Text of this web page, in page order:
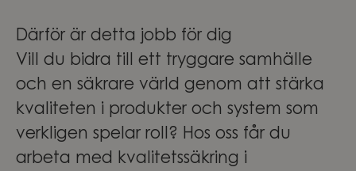
Därför är detta jobb för dig
Vill du bidra till ett tryggare samhälle
och en säkrare värld genom att stärka
kvaliteten i produkter och system som
verkligen spelar roll? Hos oss får du
arbeta med kvalitetssäkring i